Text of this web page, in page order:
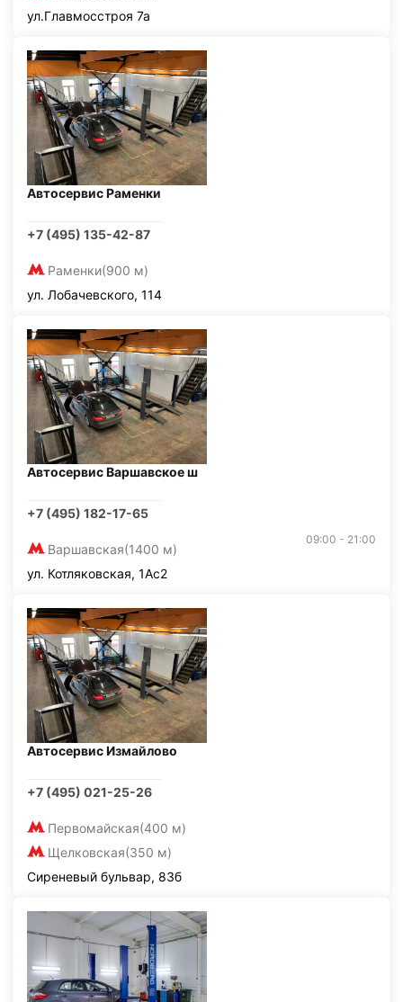
ул.Главмосстроя 7а
Автосервис Раменки
+7 (495) 135-42-87
Раменки(900 м)
ул. Лобачевского, 114
Автосервис Варшавское ш
+7 (495) 182-17-65
Варшавская(1400 м)
09:00 - 21:00
ул. Котляковская, 1Ас2
Автосервис Измайлово
+7 (495) 021-25-26
Первомайская(400 м)
Щелковская(350 м)
Сиреневый бульвар, 83б